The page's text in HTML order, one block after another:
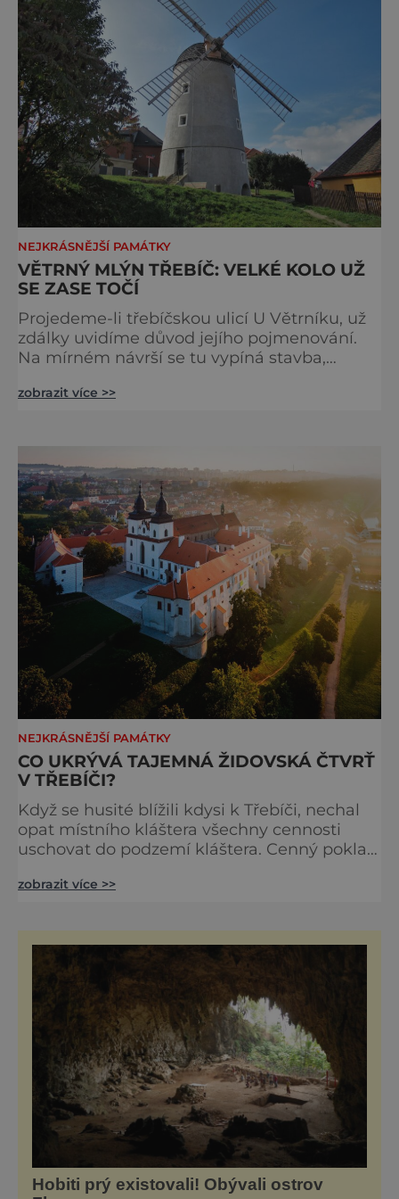
NEJKRÁSNĚJŠÍ PAMÁTKY
VĚTRNÝ MLÝN TŘEBÍČ: VELKÉ KOLO UŽ
SE ZASE TOČÍ
Projedeme-li třebíčskou ulicí U Větrníku, už
zdálky uvidíme důvod jejího pojmenování.
Na mírném návrší se tu vypíná stavba,
domovině větrných mlýnů. Ale tenhle větrný
z nich tvořili koželuhové. Poptávka po jejich
produktech stále ro
zobrazit více >>
NEJKRÁSNĚJŠÍ PAMÁTKY
CO UKRÝVÁ TAJEMNÁ ŽIDOVSKÁ ČTVRŤ
V TŘEBÍČI?
Když se husité blížili kdysi k Třebíči, nechal
opat místního kláštera všechny cennosti
uschovat do podzemí kláštera. Cenný poklad
Třebíč však není zajímavou lokalitou jen
dochovanou židovskou čtvrtí v Evropě. Je
jedinou židovskou památkou, registrovanou
organizací UNESCO, mimo území
zobrazit více >>
Hobiti prý existovali! Obývali ostrov